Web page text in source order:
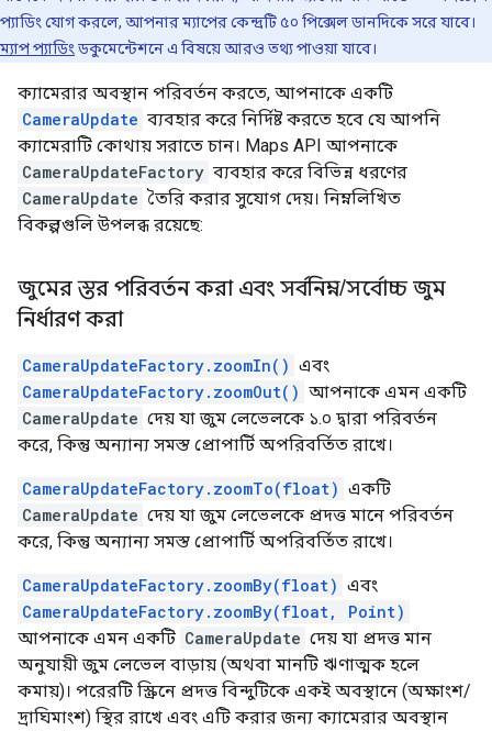
প্যাডিং যোগ করলে, আপনার ম্যাপের কেন্দ্রটি ৫০ পিক্সেল ডানদিকে সরে যাবে।
ম্যাপ প্যাডিং ডকুমেন্টেশনে এ বিষয়ে আরও তথ্য পাওয়া যাবে।
ক্যামেরার অবস্থান পরিবর্তন করতে, আপনাকে একটি
CameraUpdate ব্যবহার করে নির্দিষ্ট করতে হবে যে আপনি
ক্যামেরাটি কোথায় সরাতে চান। Maps API আপনাকে
CameraUpdateFactory ব্যবহার করে বিভিন্ন ধরণের
CameraUpdate তৈরি করার সুযোগ দেয়। নিম্নলিখিত
বিকল্পগুলি উপলব্ধ রয়েছে:
জুমের স্তর পরিবর্তন করা এবং সর্বনিম্ন/সর্বোচ্চ জুম
নির্ধারণ করা
CameraUpdateFactory.zoomIn() এবং
CameraUpdateFactory.zoomOut() আপনাকে এমন একটি
CameraUpdate দেয় যা জুম লেভেলকে ১.০ দ্বারা পরিবর্তন
করে, কিন্তু অন্যান্য সমস্ত প্রোপার্টি অপরিবর্তিত রাখে।
CameraUpdateFactory.zoomTo(float) একটি
CameraUpdate দেয় যা জুম লেভেলকে প্রদত্ত মানে পরিবর্তন
করে, কিন্তু অন্যান্য সমস্ত প্রোপার্টি অপরিবর্তিত রাখে।
CameraUpdateFactory.zoomBy(float) এবং
CameraUpdateFactory.zoomBy(float, Point)
আপনাকে এমন একটি CameraUpdate দেয় যা প্রদত্ত মান
অনুযায়ী জুম লেভেল বাড়ায় (অথবা মানটি ঋণাত্মক হলে
কমায়)। পরেরটি স্ক্রিনে প্রদত্ত বিন্দুটিকে একই অবস্থানে (অক্ষাংশ/
দ্রাঘিমাংশ) স্থির রাখে এবং এটি করার জন্য ক্যামেরার অবস্থান